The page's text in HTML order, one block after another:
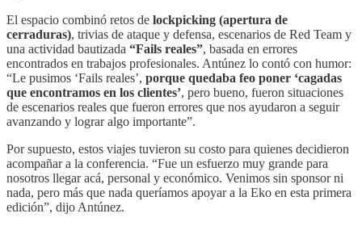
El espacio combinó retos de lockpicking (apertura de
cerraduras), trivias de ataque y defensa, escenarios de Red Team y
una actividad bautizada “Fails reales”, basada en errores
encontrados en trabajos profesionales. Antúnez lo contó con humor:
“Le pusimos ‘Fails reales’, porque quedaba feo poner ‘cagadas
que encontramos en los clientes’, pero bueno, fueron situaciones
de escenarios reales que fueron errores que nos ayudaron a seguir
avanzando y lograr algo importante”.
Por supuesto, estos viajes tuvieron su costo para quienes decidieron
acompañar a la conferencia. “Fue un esfuerzo muy grande para
nosotros llegar acá, personal y económico. Venimos sin sponsor ni
nada, pero más que nada queríamos apoyar a la Eko en esta primera
edición”, dijo Antúnez.